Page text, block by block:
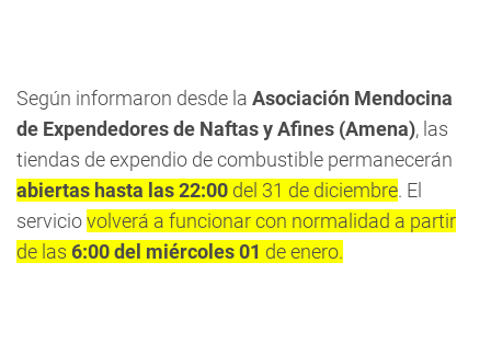
Según informaron desde la Asociación Mendocina
de Expendedores de Naftas y Afines (Amena), las
tiendas de expendio de combustible permanecerán
abiertas hasta las 22:00 del 31 de diciembre. El
serviciovolverá a funcionar con normalidad a partir
de las 6:00 del miércoles 01 de enero.